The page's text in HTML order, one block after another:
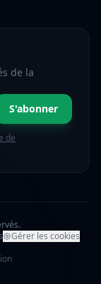
de la
S'abonner
de
Gérer les cookies